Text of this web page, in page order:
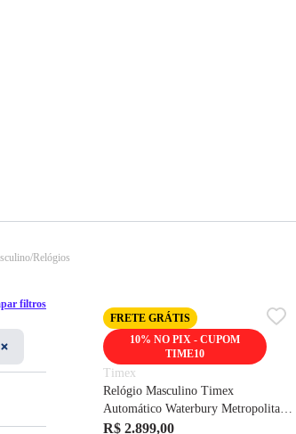
Relógios
filtros
FRETE GRÁTIS
10% NO PIX - CUPOM
TIME10
Timex
Relógio Masculino Timex
Automático Waterbury Metropolitan
Couro Prata
R$ 2.899,00